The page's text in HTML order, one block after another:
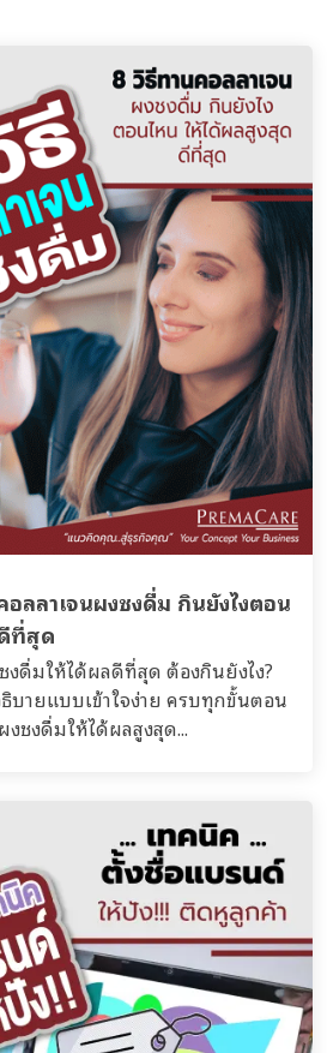
ลลาเจนผงชงดื่ม กินยังไงตอน
ที่สุด
งดื่มให้ได้ผลดีที่สุด ต้องกินยังไง?
บายแบบเข้าใจง่าย ครบทุกขั้นตอน
ชงดื่มให้ได้ผลสูงสุด...